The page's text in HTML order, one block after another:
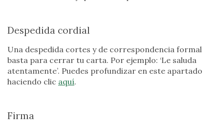
Despedida cordial
Una despedida cortes y de correspondencia formal
basta para cerrar tu carta. Por ejemplo: ‘Le saluda
atentamente’. Puedes profundizar en este apartado
haciendo clic aquí.
Firma